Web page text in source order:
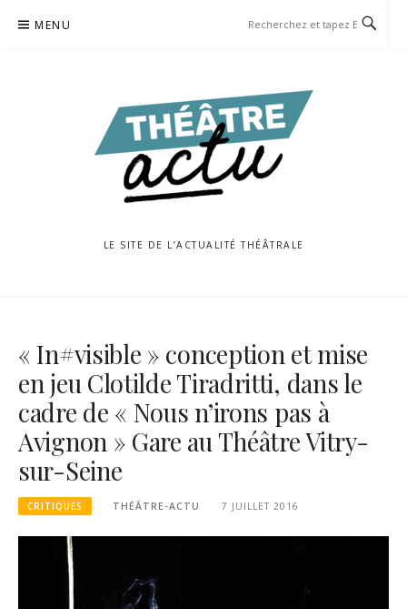
MENU
LE SITE DE L’ACTUALITÉ THÉÂTRALE
« In#visible » conception et mise
en jeu Clotilde Tiradritti, dans le
cadre de « Nous n’irons pas à
Avignon » Gare au Théâtre Vitry-
sur-Seine
CRITIQUES THÉÂTRE-ACTU 7 JUILLET 2016